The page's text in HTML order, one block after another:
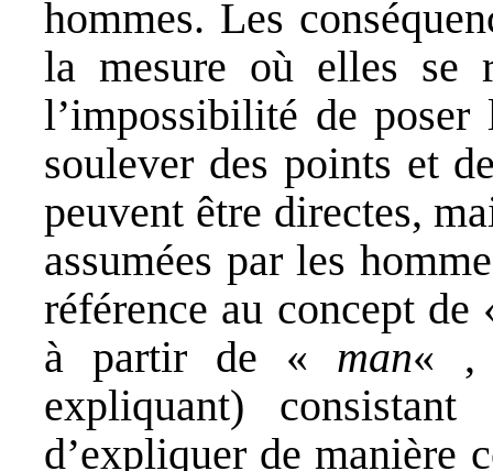
hommes. Les
la mesure où elles se
l’impossibilité de poser
soulever des points et
peuvent être directes,
assumées par les
référence au concept de
à partir de « man« ,
expliquant)
d’expliquer de manière